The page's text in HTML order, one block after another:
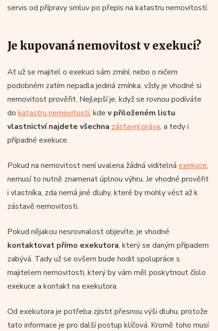
servis od přípravy smluv po přepis na katastru nemovitostí.
Je kupovaná nemovitost v exekuci?
Ať už se majitel o exekuci sám zmíní, nebo o ničem
podobném zatím nepadla jediná zmínka, vždy je vhodné si
nemovitost prověřit. Nejlepší je, když se rovnou podíváte
do katastru nemovitostí, kde v přiloženém listu
vlastnictví najdete všechna zástavní práva, a tedy i
případné exekuce.
Pokud na nemovitost není uvalena žádná viditelná exekuce,
nemusí to nutně znamenat úplnou výhru. Je vhodné prověřit
i vlastníka, zda nemá jiné dluhy, které by mohly vést až k
zástavě nemovitosti.
Pokud nějakou nesrovnalost objevíte, je vhodné
kontaktovat přímo exekutora, který se daným případem
zabývá. Tady už se ovšem bude hodit spolupráce s
majitelem nemovitosti, který by vám měl poskytnout číslo
exekuce a kontakt na exekutora.
Od exekutora je potřeba zjistit přesnou výši dluhu, protože
tato informace je pro další postup klíčová. Kromě toho musí